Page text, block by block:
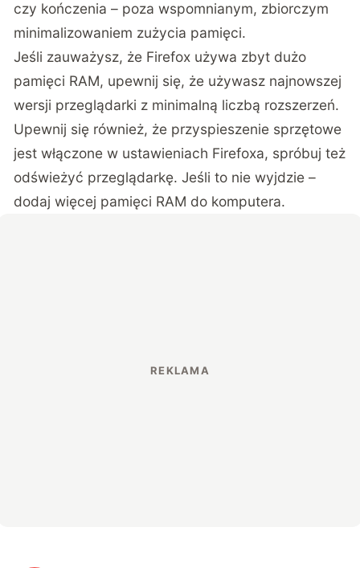
czy kończenia – poza wspomnianym, zbiorczym
minimalizowaniem zużycia pamięci.
Jeśli zauważysz, że Firefox używa zbyt dużo
pamięci RAM, upewnij się, że używasz najnowszej
wersji przeglądarki z minimalną liczbą rozszerzeń.
Upewnij się również, że przyspieszenie sprzętowe
jest włączone w ustawieniach Firefoxa, spróbuj też
odświeżyć przeglądarkę. Jeśli to nie wyjdzie –
dodaj więcej pamięci RAM do komputera.